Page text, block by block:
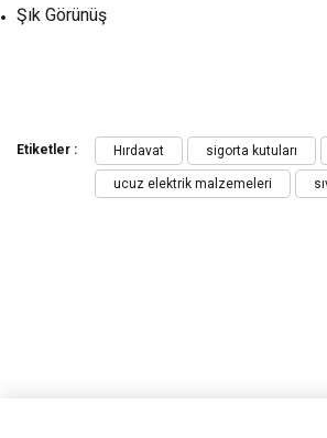
Şık Görünüş
Görüş ve önerileriniz için teşekkür ederiz.
Ürün resmi kalitesiz, bozuk veya
Etiketler : Hırdavat sigorta kutuları
ucuz elektrik malzemeleri